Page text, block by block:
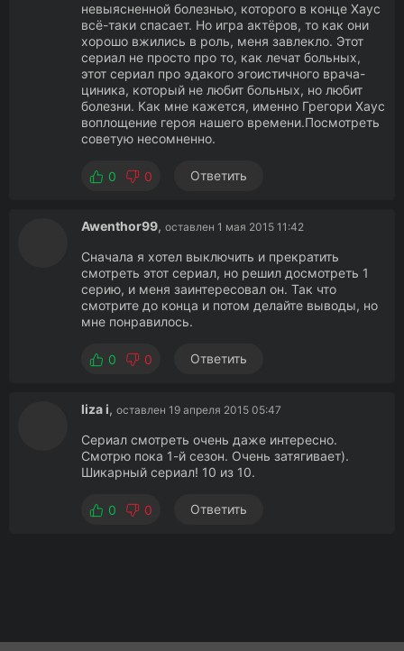
невыясненной болезнью, которого в конце Хаус
всё-таки спасает. Но игра актёров, то как они
хорошо вжились в роль, меня завлекло. Этот
сериал не просто про то, как лечат больных,
этот сериал про эдакого эгоистичного врача-
циника, который не любит больных, но любит
болезни. Как мне кажется, именно Грегори Хаус
воплощение героя нашего времени.Посмотреть
советую несомненно.
0 0 Ответить
Awenthor99, оставлен 1 мая 2015 11:42
Сначала я хотел выключить и прекратить
смотреть этот сериал, но решил досмотреть 1
серию, и меня заинтересовал он. Так что
смотрите до конца и потом делайте выводы, но
мне понравилось.
0 0 Ответить
liza i, оставлен 19 апреля 2015 05:47
Сериал смотреть очень даже интересно.
Смотрю пока 1-й сезон. Очень затягивает).
Шикарный сериал! 10 из 10.
0 0 Ответить